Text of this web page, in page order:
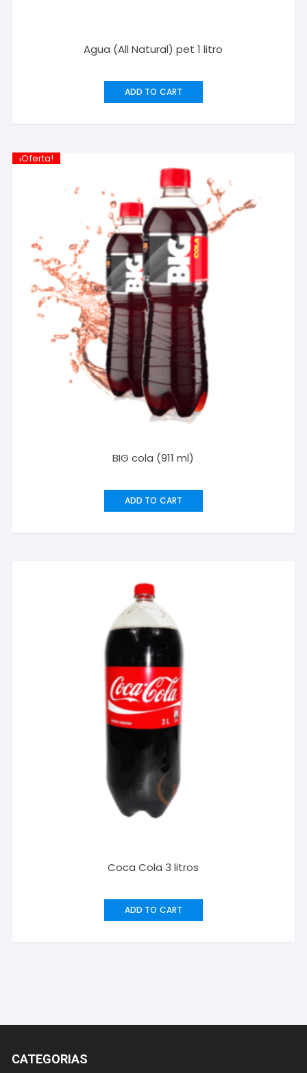
Agua (All Natural) pet 1 litro
ADD TO CART
¡Oferta!
BIG cola (911 ml)
ADD TO CART
Coca Cola 3 litros
ADD TO CART
CATEGORIAS